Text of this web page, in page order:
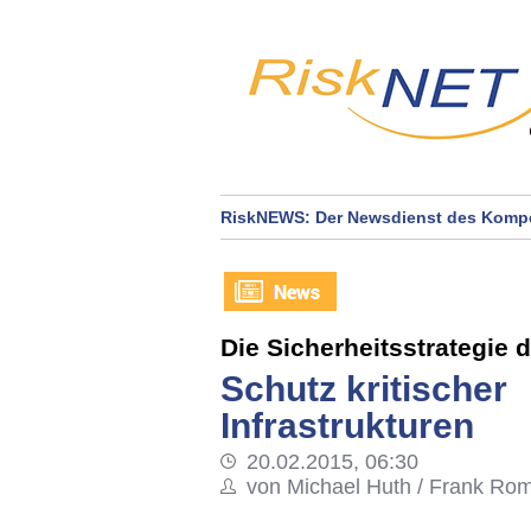
RiskNEWS: Der Newsdienst des
Die Sicherheitsstrategie
Schutz kritischer
Infrastrukturen
20.02.2015, 06:30
von Michael Huth / Frank